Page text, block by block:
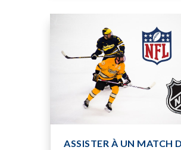
ASSISTER À UN MATCH